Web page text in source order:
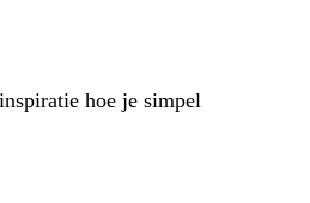
hoe je simpel